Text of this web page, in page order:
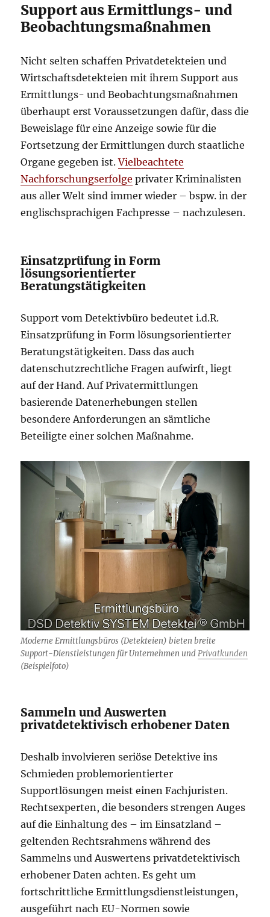
Support aus Ermittlungs- und
Beobachtungsmaßnahmen
Nicht selten schaffen Privatdetekteien und
Wirtschaftsdetekteien mit ihrem Support aus
Ermittlungs- und Beobachtungsmaßnahmen
überhaupt erst Voraussetzungen dafür, dass die
Beweislage für eine Anzeige sowie für die
Fortsetzung der Ermittlungen durch staatliche
Organe gegeben ist.Vielbeachtete
Nachforschungserfolge privater Kriminalisten
aus aller Welt sind immer wieder – bspw. in der
englischsprachigen Fachpresse – nachzulesen.
Einsatzprüfung in Form
lösungsorientierter
Beratungstätigkeiten
Support vom Detektivbüro bedeutet i.d.R.
Einsatzprüfung in Form lösungsorientierter
Beratungstätigkeiten. Dass das auch
datenschutzrechtliche Fragen aufwirft, liegt
auf der Hand. Auf Privatermittlungen
basierende Datenerhebungen stellen
besondere Anforderungen an sämtliche
Beteiligte einer solchen Maßnahme.
Moderne Ermittlungsbüros (Detekteien) bieten breite
Support-Dienstleistungen für Unternehmen undPrivatkunden
(Beispielfoto)
Sammeln und Auswerten
privatdetektivisch erhobener Daten
Deshalb involvieren seriöse Detektive ins
Schmieden problemorientierter
Supportlösungen meist einen Fachjuristen.
Rechtsexperten, die besonders strengen Auges
auf die Einhaltung des – im Einsatzland –
geltenden Rechtsrahmens während des
Sammelns und Auswertens privatdetektivisch
erhobener Daten achten. Es geht um
fortschrittliche Ermittlungsdienstleistungen,
ausgeführt nach EU-Normen sowie